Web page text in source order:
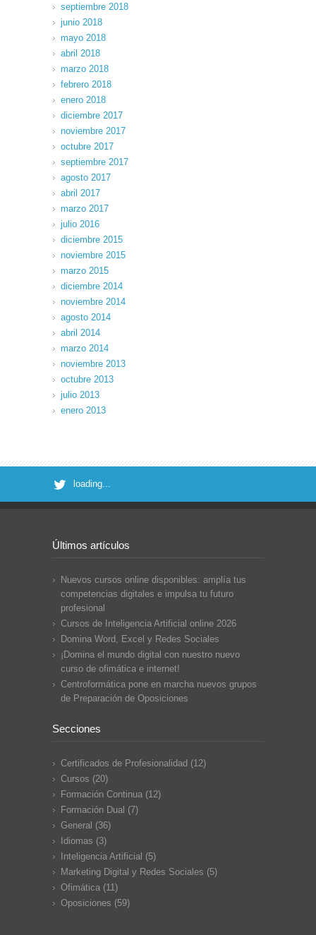
septiembre 2018
junio 2018
mayo 2018
abril 2018
marzo 2018
febrero 2018
enero 2018
diciembre 2017
noviembre 2017
octubre 2017
septiembre 2017
agosto 2017
abril 2017
marzo 2017
julio 2016
diciembre 2015
noviembre 2015
marzo 2015
diciembre 2014
noviembre 2014
agosto 2014
abril 2014
marzo 2014
noviembre 2013
octubre 2013
julio 2013
enero 2013
loading...
Últimos artículos
Nuevos cursos online disponibles: amplía tus
competencias digitales e impulsa tu futuro
profesional
Cursos de Inteligencia Artificial online 2026
Domina Word, Excel y Redes Sociales
¡Domina el mundo digital con nuestro nuevo
curso de ofimática e internet!
Centroformática pone en marcha nuevos grupos
de Preparación de Oposiciones
Secciones
Certificados de Profesionalidad (12)
Cursos (20)
Formación Continua (12)
Formación Dual (7)
General (36)
Idiomas (3)
Inteligencia Artificial (5)
Marketing Digital y Redes Sociales (5)
Ofimática (11)
Oposiciones (59)